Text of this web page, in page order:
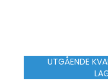
UTGÅENDE